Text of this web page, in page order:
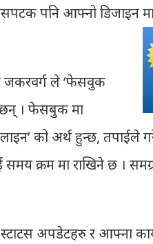
पनि आफ्नो डिजाइन
जकरवर्ग ले ‘फेसवुक
। फेसबुक मा
को अर्थ हुन्छ,
क्रम मा राखिने छ ।
अपडेटहरु र आफ्ना